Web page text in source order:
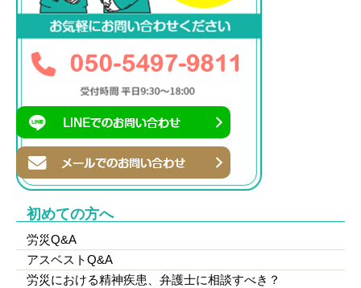
初めての方へ
労災Q&A
アスベストQ&A
労災における精神疾患、弁護士に相談すべき？